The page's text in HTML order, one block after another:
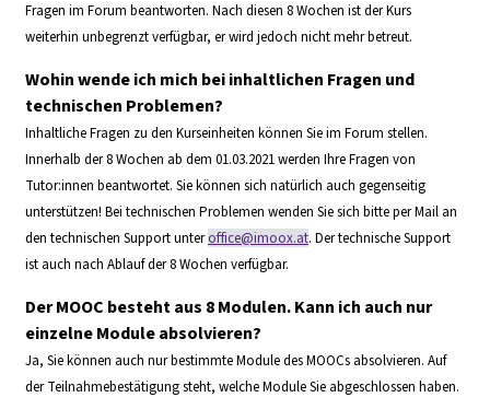
Fragen im Forum beantworten. Nach diesen 8 Wochen ist der Kurs
weiterhin unbegrenzt verfügbar, er wird jedoch nicht mehr betreut.
Wohin wende ich mich bei inhaltlichen Fragen und
technischen Problemen?
Inhaltliche Fragen zu den Kurseinheiten können Sie im Forum stellen.
Innerhalb der 8 Wochen ab dem 01.03.2021 werden Ihre Fragen von
Tutor:innen beantwortet. Sie können sich natürlich auch gegenseitig
unterstützen! Bei technischen Problemen wenden Sie sich bitte per Mail an
den technischen Support unteroffice@imoox.at. Der technische Support
ist auch nach Ablauf der 8 Wochen verfügbar.
Der MOOC besteht aus 8 Modulen. Kann ich auch nur
einzelne Module absolvieren?
Ja, Sie können auch nur bestimmte Module des MOOCs absolvieren. Auf
der Teilnahmebestätigung steht, welche Module Sie abgeschlossen haben.